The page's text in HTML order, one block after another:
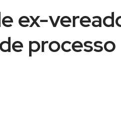
ex-
processo